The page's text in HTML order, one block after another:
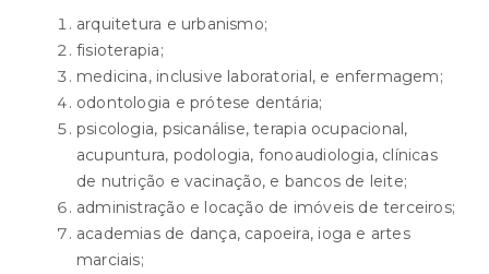
arquitetura e urbanismo;
fisioterapia;
medicina, inclusive laboratorial, e enfermagem;
odontologia e prótese dentária;
psicologia, psicanálise, terapia ocupacional,
acupuntura, podologia, fonoaudiologia, clínicas
de nutrição e vacinação, e bancos de leite;
administração e locação de imóveis de terceiros;
academias de dança, capoeira, ioga e artes
marciais;